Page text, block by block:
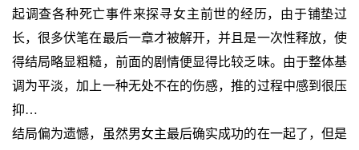
起调查各种死亡事件来探寻女主前世的经历，由于铺垫过
长，很多伏笔在最后一章才被解开，并且是一次性释放，使
得结局略显粗糙，前面的剧情便显得比较乏味。由于整体基
调为平淡，加上一种无处不在的伤感，推的过程中感到很压
抑…
结局偏为遗憾，虽然男女主最后确实成功的在一起了，但是